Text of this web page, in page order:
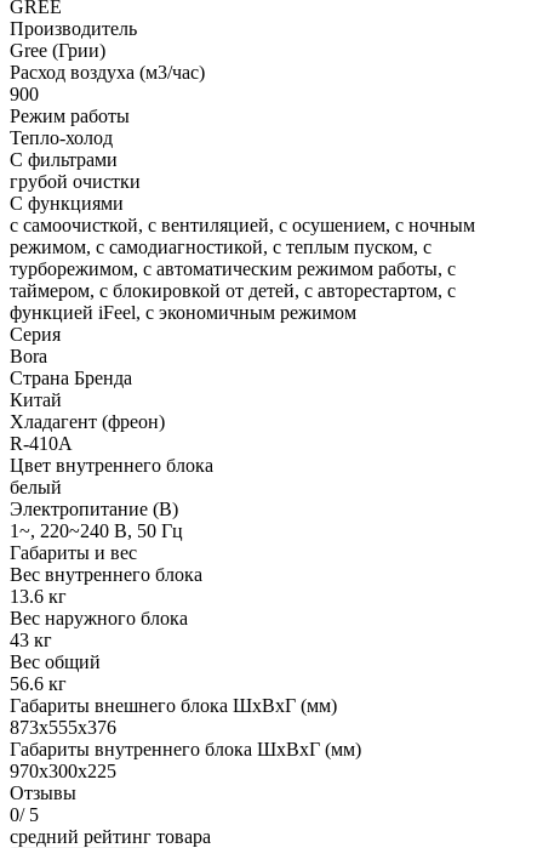
GREE
Производитель
Gree (Грии)
Расход воздуха (м3/час)
900
Режим работы
Тепло-холод
С фильтрами
грубой очистки
С функциями
с самоочисткой, с вентиляцией, с осушением, с ночным
режимом, с самодиагностикой, с теплым пуском, с
турборежимом, с автоматическим режимом работы, с
таймером, с блокировкой от детей, с авторестартом, с
функцией iFeel, с экономичным режимом
Серия
Bora
Страна Бренда
Китай
Хладагент (фреон)
R-410A
Цвет внутреннего блока
белый
Электропитание (В)
1~, 220~240 В, 50 Гц
Габариты и вес
Вес внутреннего блока
13.6 кг
Вес наружного блока
43 кг
Вес общий
56.6 кг
Габариты внешнего блока ШхВхГ (мм)
873x555x376
Габариты внутреннего блока ШхВхГ (мм)
970x300x225
Отзывы
0/ 5
средний рейтинг товара